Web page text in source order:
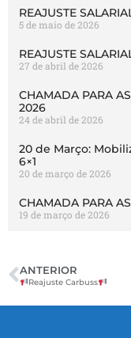
REAJUSTE
5 de maio de 2026
REAJUSTE
27 de abril de 2026
CHAMADA PARA
2026
24 de abril de 2026
20 de Março:
6×1
20 de março de 2026
CHAMADA PARA
19 de março de 2026
ANTERIOR
Reajuste Carbuss